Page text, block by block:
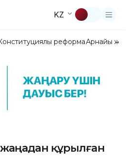
KZ
реформаАрнайы
жаңадан құрылған